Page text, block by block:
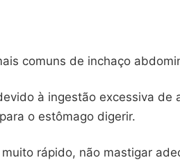
comuns de inchaço
à ingestão excessiva de
o estômago digerir.
rápido, não mastigar